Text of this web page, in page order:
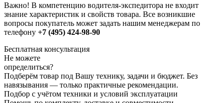
Важно! В компетенцию водителя-экспедитора не входит
знание характеристик и свойств товара. Все возникшие
вопросы покупатель может задать нашим менеджерам по
телефону +7 (495) 424-98-90
Бесплатная консультация
Не можете
определиться?
Подберём товар под Вашу технику, задачи и бюджет. Без
навязывания — только практичные рекомендации.
Подбор с учётом техники и условий эксплуатации